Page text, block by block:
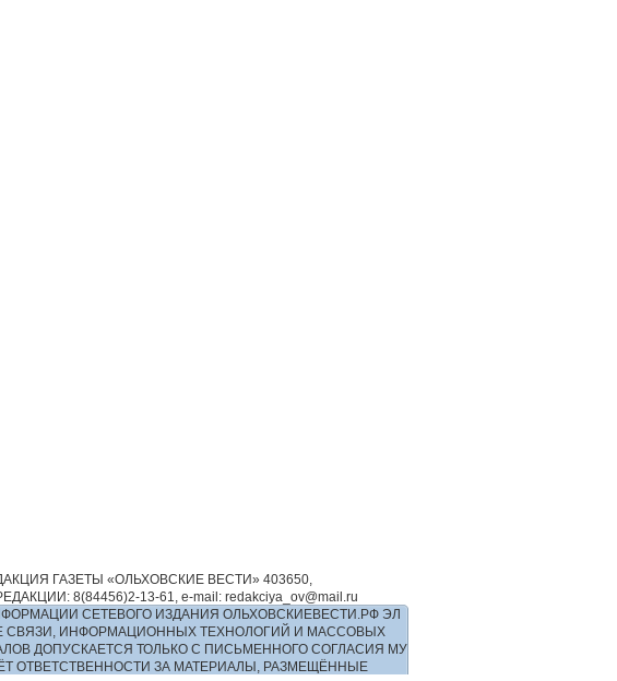
ГАЗЕТЫ «ОЛЬХОВСКИЕ ВЕСТИ» 403650,
8(84456)2-13-61, e-mail: redakciya_ov@mail.ru
СЕТЕВОГО ИЗДАНИЯ ОЛЬХОВСКИЕВЕСТИ.РФ ЭЛ
СВЯЗИ, ИНФОРМАЦИОННЫХ ТЕХНОЛОГИЙ И МАССОВЫХ
ДОПУСКАЕТСЯ ТОЛЬКО С ПИСЬМЕННОГО СОГЛАСИЯ МУ
ОТВЕТСТВЕННОСТИ ЗА МАТЕРИАЛЫ, РАЗМЕЩЁННЫЕ